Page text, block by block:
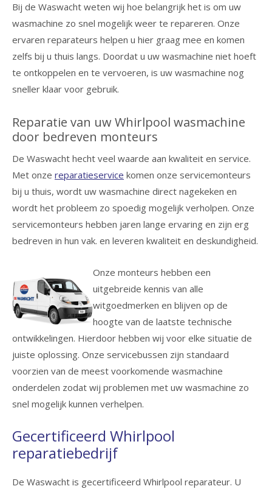
Bij de Waswacht weten wij hoe belangrijk het is om uw
wasmachine zo snel mogelijk weer te repareren. Onze
ervaren reparateurs helpen u hier graag mee en komen
zelfs bij u thuis langs. Doordat u uw wasmachine niet hoeft
te ontkoppelen en te vervoeren, is uw wasmachine nog
sneller klaar voor gebruik.
Reparatie van uw Whirlpool wasmachine
door bedreven monteurs
De Waswacht hecht veel waarde aan kwaliteit en service.
Met onze reparatieservice komen onze servicemonteurs
bij u thuis, wordt uw wasmachine direct nagekeken en
wordt het probleem zo spoedig mogelijk verholpen. Onze
servicemonteurs hebben jaren lange ervaring en zijn erg
bedreven in hun vak. en leveren kwaliteit en deskundigheid.
Onze monteurs hebben een
uitgebreide kennis van alle
witgoedmerken en blijven op de
hoogte van de laatste technische
ontwikkelingen. Hierdoor hebben wij voor elke situatie de
juiste oplossing. Onze servicebussen zijn standaard
voorzien van de meest voorkomende wasmachine
onderdelen zodat wij problemen met uw wasmachine zo
snel mogelijk kunnen verhelpen.
Gecertificeerd Whirlpool
reparatiebedrijf
De Waswacht is gecertificeerd Whirlpool reparateur. U